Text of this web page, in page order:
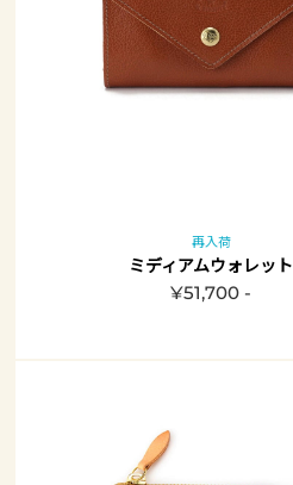
再入荷
ミディアムウォレット
¥51,700 -